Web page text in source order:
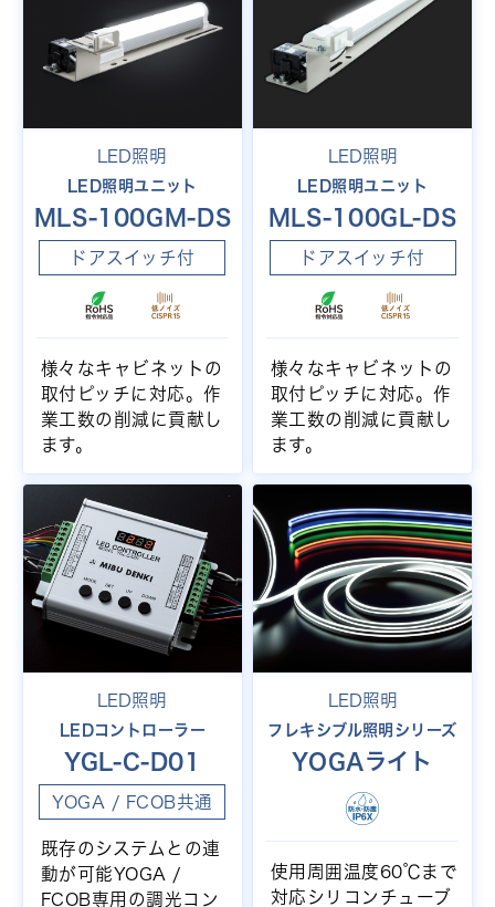
LED照明
LED照明ユニット
MLS-100GM-DS
ドアスイッチ付
様々なキャビネットの
取付ピッチに対応。作
業工数の削減に貢献し
ます。
LED照明
LED照明ユニット
MLS-100GL-DS
ドアスイッチ付
様々なキャビネットの
取付ピッチに対応。作
業工数の削減に貢献し
ます。
LED照明
LEDコントローラー
YGL-C-D01
YOGA / FCOB共通
既存のシステムとの連
動が可能YOGA /
FCOB専用の調光コン
LED照明
フレキシブル照明シリーズ
YOGAライト
使用周囲温度60℃まで
対応シリコンチューブ